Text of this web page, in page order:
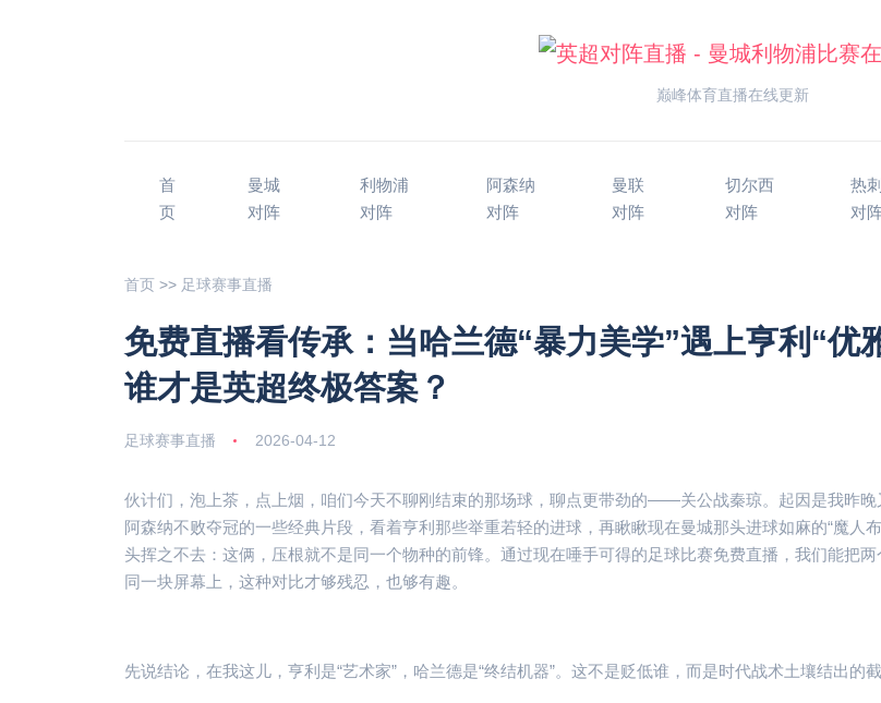
巅峰体育直播在线更新
首
页
曼城
对阵
利物浦
对阵
阿森纳
对阵
曼联
对阵
切尔西
对阵
热刺
对
首页 >> 足球赛事直播
免费直播看传承：当哈兰德“暴力美学”遇上亨利“优
谁才是英超终极答案？
足球赛事直播 2026-04-12
伙计们，泡上茶，点上烟，咱们今天不聊刚结束的那场球，聊点更带劲的——关公战秦琼。起因是我昨晚
阿森纳不败夺冠的一些经典片段，看着亨利那些举重若轻的进球，再瞅瞅现在曼城那头进球如麻的“魔人
头挥之不去：这俩，压根就不是同一个物种的前锋。通过现在唾手可得的足球比赛免费直播，我们能把两
同一块屏幕上，这种对比才够残忍，也够有趣。
先说结论，在我这儿，亨利是“艺术家”，哈兰德是“终结机器”。这不是贬低谁，而是时代战术土壤结出的